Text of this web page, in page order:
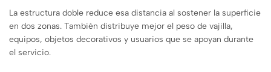
La estructura doble reduce esa distancia al sostener la superficie
en dos zonas. También distribuye mejor el peso de vajilla,
equipos, objetos decorativos y usuarios que se apoyan durante
el servicio.